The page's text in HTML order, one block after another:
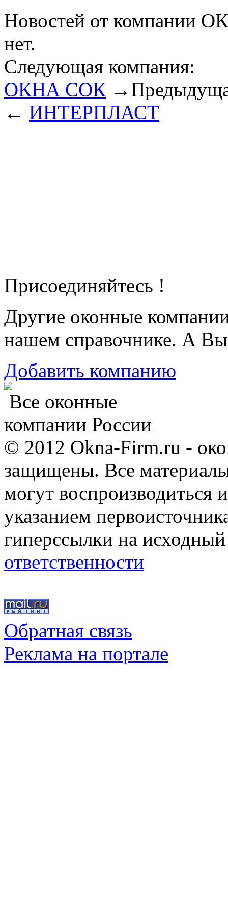
Новостей от компании
нет.
Следующая компания:
ОКНА СОК →
← ИНТЕРПЛАСТ
Присоединяйтесь !
Другие оконные
нашем справочнике. А
Добавить компанию
Все оконные
компании России
© 2012 Okna-Firm.ru -
защищены. Все
могут воспроизводиться
указанием
гиперссылки на
ответственности
Обратная связь
Реклама на портале